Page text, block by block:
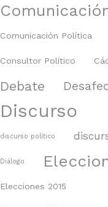
Comunicación Política
Consultor Político
Debate
Discurso
discurso político
Diálogo
Elecciones 2015